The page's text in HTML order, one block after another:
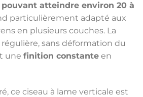
atteindre environ 20 à
particulièrement adapté aux
en plusieurs couches. La
sans déformation du
une finition constante en
ce ciseau à lame verticale est